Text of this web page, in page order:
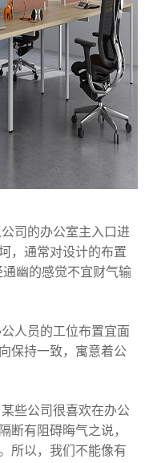
司的办公室主入口进
，通常对设计的布置
通幽的感觉不宜财气输
人员的工位布置宜面
保持一致，寓意着公
些公司很喜欢在办公
断有阻碍晦气之说，
所以，我们不能像有